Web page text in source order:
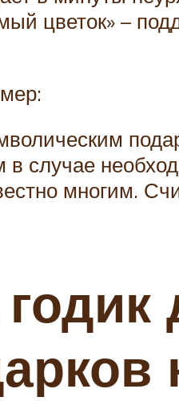
цветок» –
случае
многим.